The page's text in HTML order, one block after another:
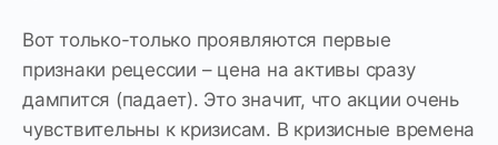
Вот только-только проявляются первые
признаки рецессии – цена на активы сразу
дампится (падает). Это значит, что акции очень
чувствительны к кризисам. В кризисные времена